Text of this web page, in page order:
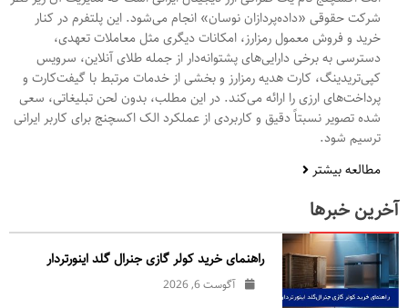
شرکت حقوقی «داده‌پردازان نوسان» انجام می‌شود. این پلتفرم در کنار
خرید و فروش معمول رمزارز، امکانات دیگری مثل معاملات تعهدی،
دسترسی به برخی دارایی‌های پشتوانه‌دار از جمله طلای آنلاین، سرویس
کپی‌تریدینگ، کارت هدیه رمزارز و بخشی از خدمات مرتبط با گیفت‌کارت و
پرداخت‌های ارزی را ارائه می‌کند. در این مطلب، بدون لحن تبلیغاتی، سعی
شده تصویر نسبتاً دقیق و کاربردی از عملکرد الک اکسچنج برای کاربر ایرانی
ترسیم شود.
مطالعه بیشتر
آخرین خبرها
راهنمای خرید کولر گازی جنرال‌ گلد اینورتر‌دار
آگوست 6, 2026